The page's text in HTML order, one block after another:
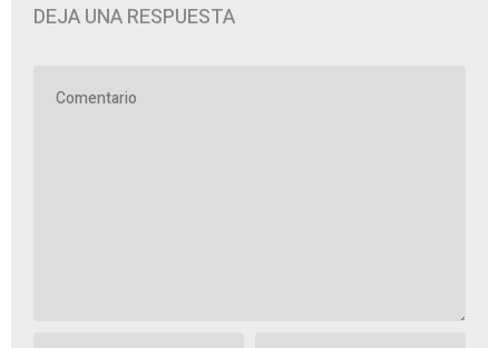
DEJA UNA RESPUESTA